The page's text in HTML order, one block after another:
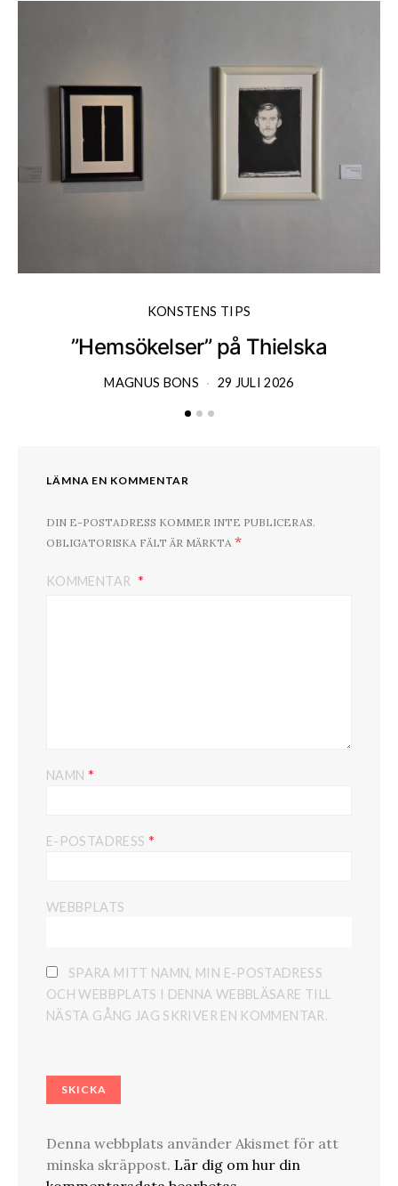
KONSTENS TIPS
”Hemsökelser” på Thielska
MAGNUS BONS 29 JULI 2026
LÄMNA EN KOMMENTAR
DIN E-POSTADRESS KOMMER INTE PUBLICERAS.
OBLIGATORISKA FÄLT ÄR MÄRKTA *
KOMMENTAR
NAMN *
E-POSTADRESS *
WEBBPLATS
SPARA MITT NAMN, MIN E-POSTADRESS
OCH WEBBPLATS I DENNA WEBBLÄSARE TILL
NÄSTA GÅNG JAG SKRIVER EN KOMMENTAR.
Denna webbplats använder Akismet för att
minska skräppost. Lär dig om hur din